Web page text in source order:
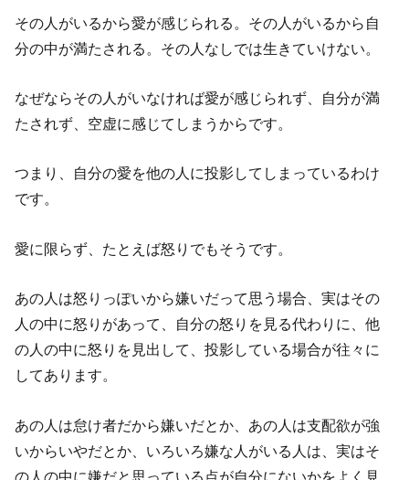
その人がいるから愛が感じられる。その人がいるから自
分の中が満たされる。その人なしでは生きていけない。
なぜならその人がいなければ愛が感じられず、自分が満
たされず、空虚に感じてしまうからです。
つまり、自分の愛を他の人に投影してしまっているわけ
です。
愛に限らず、たとえば怒りでもそうです。
あの人は怒りっぽいから嫌いだって思う場合、実はその
人の中に怒りがあって、自分の怒りを見る代わりに、他
の人の中に怒りを見出して、投影している場合が往々に
してあります。
あの人は怠け者だから嫌いだとか、あの人は支配欲が強
いからいやだとか、いろいろ嫌な人がいる人は、実はそ
の人の中に嫌だと思っている点が自分にないかをよく見